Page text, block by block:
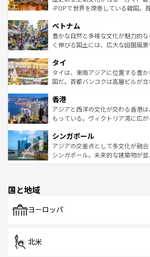
い。オーストラリアの多彩な魅力
参照してほしい。
驚きをもたらしてくれる。また、
容にもいいと評判のスイーツなど、
が味わえる。 なお、新着の台湾情
照してほしい。
-POPで世界を席巻している韓国。
き、地方に足を延ばせば四季折々の
できる。そして、キムチや焼肉、
まで、さまざまな韓国料理が待っ
リティに包まれながら、韓国の多彩
わってみてほしい。 なお
覧を参照してほしい。
ベトナム
豊かな自然と多様な文化が魅力的
く伸びる国土には、広大な田園風
急速な発展と共に伝統が息づく。ハ
ーチミン市のフランス統治時代の
醸し出している。また、バラエテ
とつ。フォーやバインミー、ベトナ
ひ現地で味わいたい。どの地域を
が旅行者を迎えてくれるので、き
参照してほしい。
タイ
タイは、東南アジアに位置する豊
国だ。首都バンコクは高層ビルが
の活気が交差している。北部ではチ
帯で自然と触れ合い、南部ではプ
いビーチでリゾート気分を楽しむ
激する。気候は一年中温暖で、どの
が待っている。親しみやすいタイ
た文化、そして多様な観光資源が
香港
アジアと西洋の文化が交わる香港
もっている。ヴィクトリア湾に広
み、どこを訪れても感動するはず。
ており、効率よく見どころを回れ
うな絶景から文化的な体験まで、
シンガポール
アジアの交差点として多文化が融
シンガポール。未来的な建築物が
で、ホーカーズは地元の風情を楽し
国と地域
ヨーロッパ
北米